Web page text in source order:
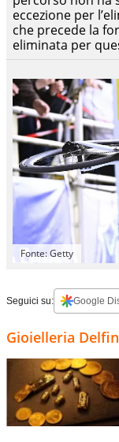
eccezione per
che precede la
eliminata per
Fonte: Getty
Seguici su: Google
Gioielleria